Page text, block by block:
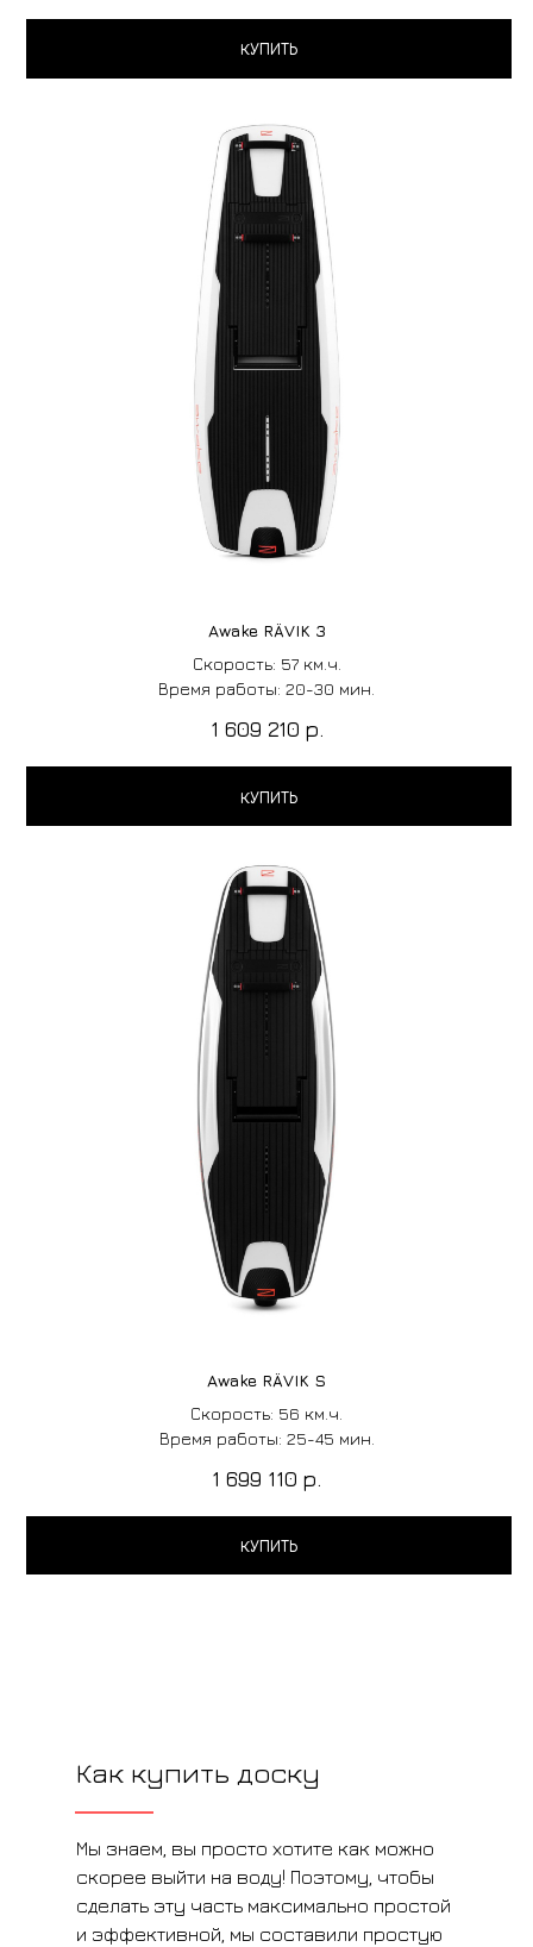
КУПИТЬ
Awake RÄVIK 3
Скорость: 57 км.ч.
Время работы: 20-30 мин.
1 609 210 р.
КУПИТЬ
Awake RÄVIK S
Скорость: 56 км.ч.
Время работы: 25-45 мин.
1 699 110 р.
КУПИТЬ
Мы знаем, вы просто хотите как можно
скорее выйти на воду! Поэтому, чтобы
сделать эту часть максимально простой
и эффективной, мы составили простую
Как купить доску